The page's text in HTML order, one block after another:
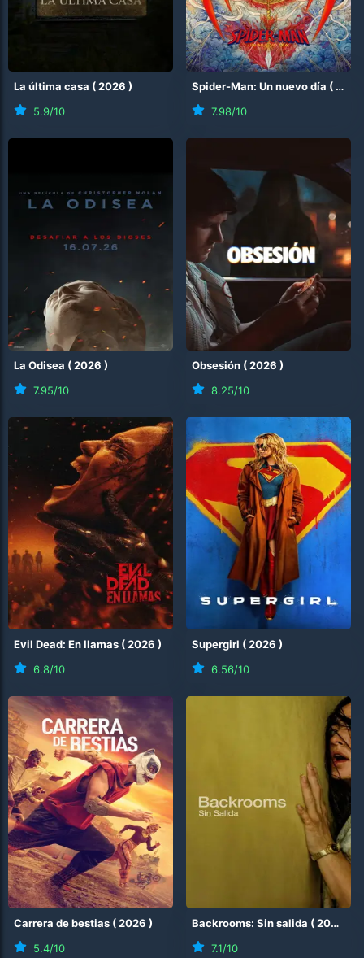
La última casa (2026 )
5.9/10
Spider-Man: Un nuevo día ( 2026
7.98/10
La Odisea (2026 )
7.95/10
Obsesión (2026 )
8.25/10
Evil Dead: En llamas (2026 )
6.8/10
Supergirl (2026 )
6.56/10
Carrera de bestias (2026 )
5.4/10
Backrooms: Sin salida (2026
7.1/10